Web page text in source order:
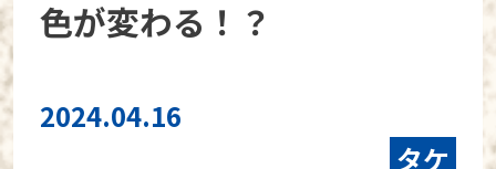
色が変わる！？
2024.04.16
タケ